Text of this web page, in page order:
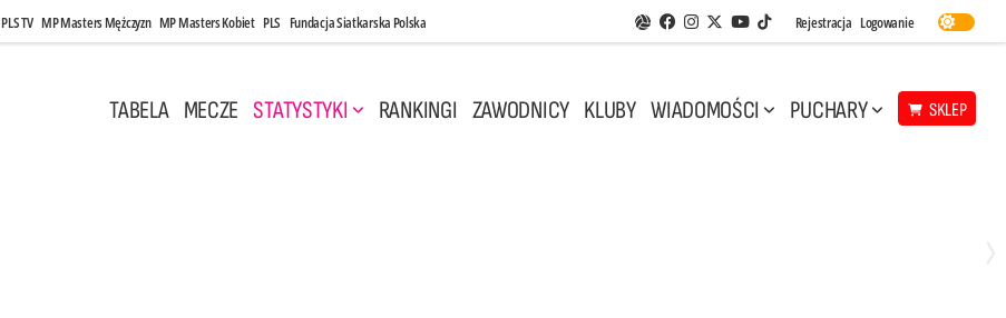
PLS TV MP Masters Mężczyzn MP Masters Kobiet PLS Fundacja Siatkarska Polska Aplikacja Siatkarskie Ligi
Facebook
Instagram
Twitter
Youtube
TikTok
Rejestracja Logowanie
TABELA MECZE STATYSTYKI RANKINGI ZAWODNICY KLUBY WIADOMOŚCI PUCHARY SKLEP